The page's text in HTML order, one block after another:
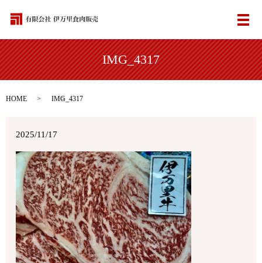
メ
IMG_4317
HOME IMG_4317
2025/11/17